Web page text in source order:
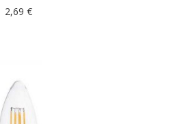
2,69 €